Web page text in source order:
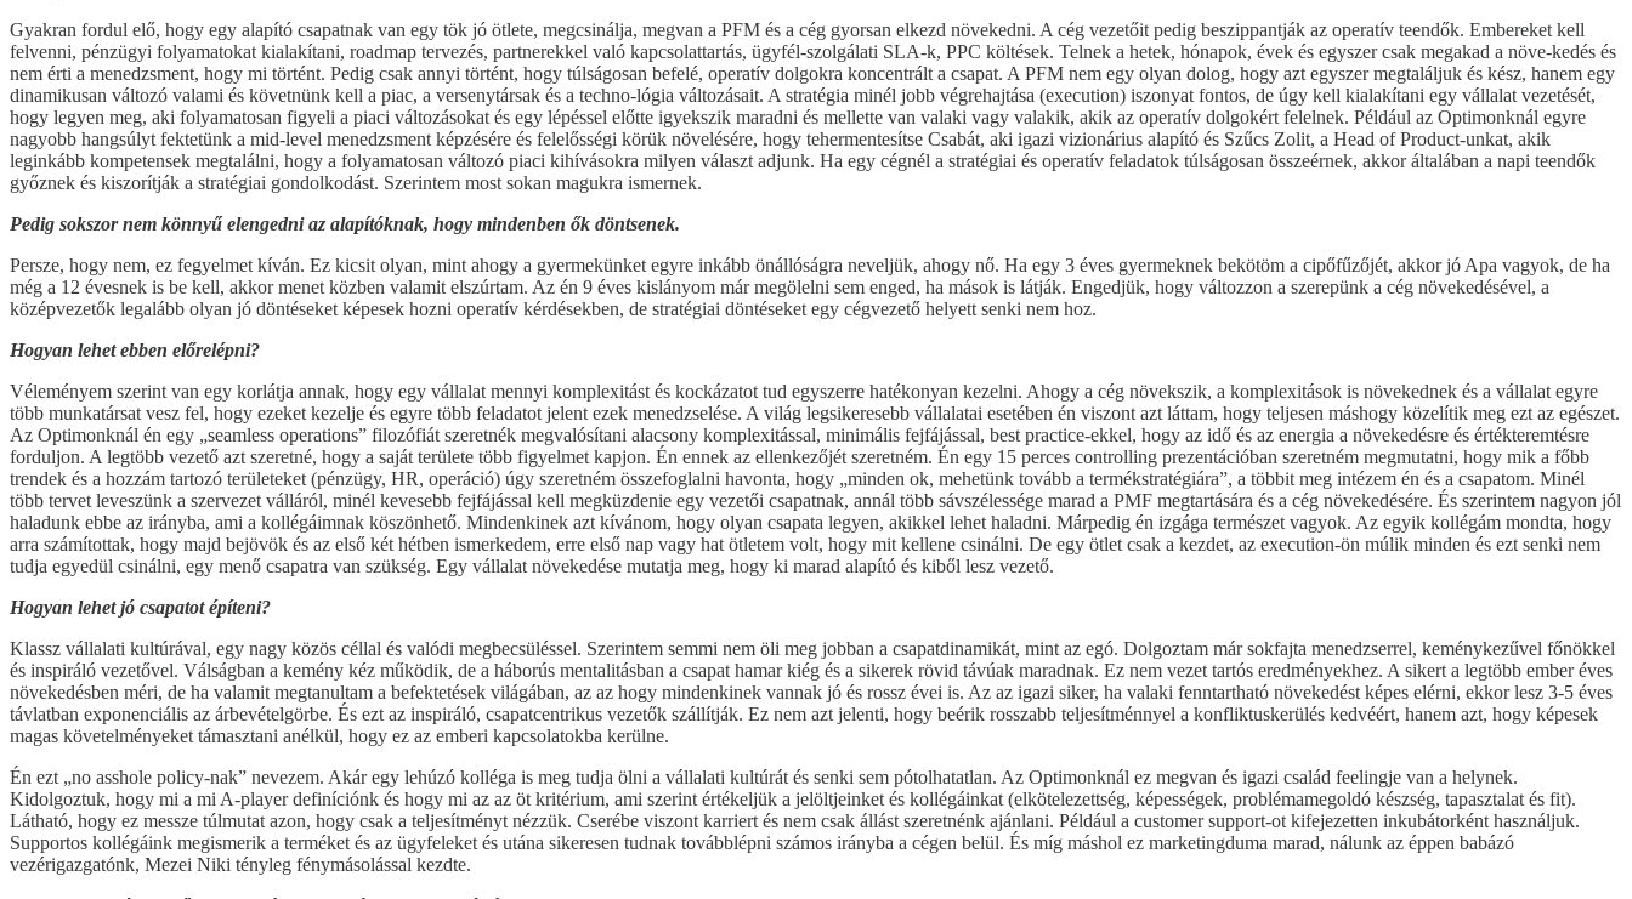
Gyakran fordul elő, hogy egy alapító csapatnak van egy tök jó ötlete, megcsinálja, megvan a PFM és a cég gyorsan elkezd növekedni. A cég vezetőit pedig beszippantják az operatív teendők. Embereket kell
felvenni, pénzügyi folyamatokat kialakítani, roadmap tervezés, partnerekkel való kapcsolattartás, ügyfél-szolgálati SLA-k, PPC költések. Telnek a hetek, hónapok, évek és egyszer csak megakad a növe-kedés és
nem érti a menedzsment, hogy mi történt. Pedig csak annyi történt, hogy túlságosan befelé, operatív dolgokra koncentrált a csapat. A PFM nem egy olyan dolog, hogy azt egyszer megtaláljuk és kész, hanem egy
dinamikusan változó valami és követnünk kell a piac, a versenytársak és a techno-lógia változásait. A stratégia minél jobb végrehajtása (execution) iszonyat fontos, de úgy kell kialakítani egy vállalat vezetését,
hogy legyen meg, aki folyamatosan figyeli a piaci változásokat és egy lépéssel előtte igyekszik maradni és mellette van valaki vagy valakik, akik az operatív dolgokért felelnek. Például az Optimonknál egyre
nagyobb hangsúlyt fektetünk a mid-level menedzsment képzésére és felelősségi körük növelésére, hogy tehermentesítse Csabát, aki igazi vizionárius alapító és Szűcs Zolit, a Head of Product-unkat, akik
leginkább kompetensek megtalálni, hogy a folyamatosan változó piaci kihívásokra milyen választ adjunk. Ha egy cégnél a stratégiai és operatív feladatok túlságosan összeérnek, akkor általában a napi teendők
győznek és kiszorítják a stratégiai gondolkodást. Szerintem most sokan magukra ismernek.
Pedig sokszor nem könnyű elengedni az alapítóknak, hogy mindenben ők döntsenek.
Persze, hogy nem, ez fegyelmet kíván. Ez kicsit olyan, mint ahogy a gyermekünket egyre inkább önállóságra neveljük, ahogy nő. Ha egy 3 éves gyermeknek bekötöm a cipőfűzőjét, akkor jó Apa vagyok, de ha
még a 12 évesnek is be kell, akkor menet közben valamit elszúrtam. Az én 9 éves kislányom már megölelni sem enged, ha mások is látják. Engedjük, hogy változzon a szerepünk a cég növekedésével, a
középvezetők legalább olyan jó döntéseket képesek hozni operatív kérdésekben, de stratégiai döntéseket egy cégvezető helyett senki nem hoz.
Hogyan lehet ebben előrelépni?
Véleményem szerint van egy korlátja annak, hogy egy vállalat mennyi komplexitást és kockázatot tud egyszerre hatékonyan kezelni. Ahogy a cég növekszik, a komplexitások is növekednek és a vállalat egyre
több munkatársat vesz fel, hogy ezeket kezelje és egyre több feladatot jelent ezek menedzselése. A világ legsikeresebb vállalatai esetében én viszont azt láttam, hogy teljesen máshogy közelítik meg ezt az egészet.
Az Optimonknál én egy „seamless operations” filozófiát szeretnék megvalósítani alacsony komplexitással, minimális fejfájással, best practice-ekkel, hogy az idő és az energia a növekedésre és értékteremtésre
forduljon. A legtöbb vezető azt szeretné, hogy a saját területe több figyelmet kapjon. Én ennek az ellenkezőjét szeretném. Én egy 15 perces controlling prezentációban szeretném megmutatni, hogy mik a főbb
trendek és a hozzám tartozó területeket (pénzügy, HR, operáció) úgy szeretném összefoglalni havonta, hogy „minden ok, mehetünk tovább a termékstratégiára”, a többit meg intézem én és a csapatom. Minél
több tervet leveszünk a szervezet válláról, minél kevesebb fejfájással kell megküzdenie egy vezetői csapatnak, annál több sávszélessége marad a PMF megtartására és a cég növekedésére. És szerintem nagyon jól
haladunk ebbe az irányba, ami a kollégáimnak köszönhető. Mindenkinek azt kívánom, hogy olyan csapata legyen, akikkel lehet haladni. Márpedig én izgága természet vagyok. Az egyik kollégám mondta, hogy
arra számítottak, hogy majd bejövök és az első két hétben ismerkedem, erre első nap vagy hat ötletem volt, hogy mit kellene csinálni. De egy ötlet csak a kezdet, az execution-ön múlik minden és ezt senki nem
tudja egyedül csinálni, egy menő csapatra van szükség. Egy vállalat növekedése mutatja meg, hogy ki marad alapító és kiből lesz vezető.
Hogyan lehet jó csapatot építeni?
Klassz vállalati kultúrával, egy nagy közös céllal és valódi megbecsüléssel. Szerintem semmi nem öli meg jobban a csapatdinamikát, mint az egó. Dolgoztam már sokfajta menedzserrel, keménykezűvel főnökkel
és inspiráló vezetővel. Válságban a kemény kéz működik, de a háborús mentalitásban a csapat hamar kiég és a sikerek rövid távúak maradnak. Ez nem vezet tartós eredményekhez. A sikert a legtöbb ember éves
növekedésben méri, de ha valamit megtanultam a befektetések világában, az az hogy mindenkinek vannak jó és rossz évei is. Az az igazi siker, ha valaki fenntartható növekedést képes elérni, ekkor lesz 3-5 éves
távlatban exponenciális az árbevételgörbe. És ezt az inspiráló, csapatcentrikus vezetők szállítják. Ez nem azt jelenti, hogy beérik rosszabb teljesítménnyel a konfliktuskerülés kedvéért, hanem azt, hogy képesek
magas követelményeket támasztani anélkül, hogy ez az emberi kapcsolatokba kerülne.
Én ezt „no asshole policy-nak” nevezem. Akár egy lehúzó kolléga is meg tudja ölni a vállalati kultúrát és senki sem pótolhatatlan. Az Optimonknál ez megvan és igazi család feelingje van a helynek.
Kidolgoztuk, hogy mi a mi A-player definíciónk és hogy mi az az öt kritérium, ami szerint értékeljük a jelöltjeinket és kollégáinkat (elkötelezettség, képességek, problémamegoldó készség, tapasztalat és fit).
Látható, hogy ez messze túlmutat azon, hogy csak a teljesítményt nézzük. Cserébe viszont karriert és nem csak állást szeretnénk ajánlani. Például a customer support-ot kifejezetten inkubátorként használjuk.
Supportos kollégáink megismerik a terméket és az ügyfeleket és utána sikeresen tudnak továbblépni számos irányba a cégen belül. És míg máshol ez marketingduma marad, nálunk az éppen babázó
vezérigazgatónk, Mezei Niki tényleg fénymásolással kezdte.